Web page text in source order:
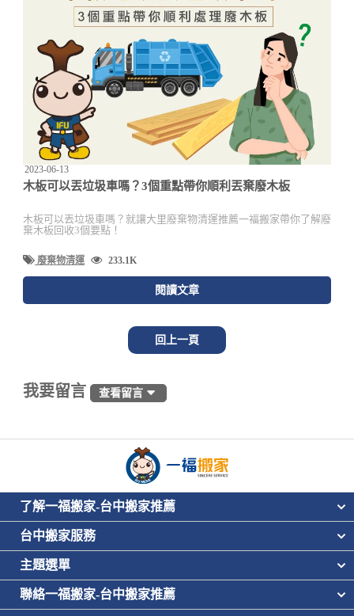
2023-06-13
木板可以丟垃圾車嗎？3個重點帶你順利丟棄廢木板
木板可以丟垃圾車嗎？就讓大里廢棄物清運推薦一福搬家帶你了解廢
棄木板回收3個要點！
廢棄物清運 233.1K
閱讀文章
回上一頁
我要留言 查看留言
了解一福搬家-台中搬家推薦
台中搬家服務
主題選單
聯絡一福搬家-台中搬家推薦